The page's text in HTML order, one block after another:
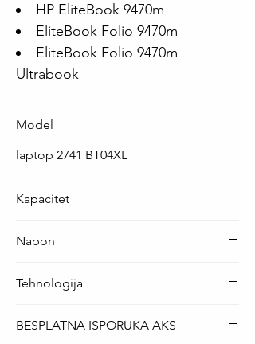
HP EliteBook 9470m
EliteBook Folio 9470m
EliteBook Folio 9470m
Ultrabook
Model
laptop 2741 BT04XL
Kapacitet
Napon
Tehnologija
BESPLATNA ISPORUKA AKS